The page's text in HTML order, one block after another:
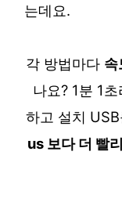
는데요.
각 방법마다 속
나요? 1분 1
하고 설치
us 보다 더 빨